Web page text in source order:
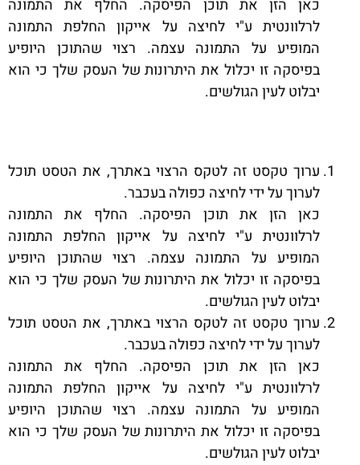
כאן הזן את תוכן הפיסקה. החלף את התמונה
לרלוונטית ע"י לחיצה על אייקון החלפת התמונה
המופיע על התמונה עצמה. רצוי שהתוכן היופיע
בפיסקה זו יכלול את היתרונות של העסק שלך כי הוא
יבלוט לעין הגולשים.
ערוך טקסט זה לטקס הרצוי באתרך, את הטסט תוכל
לערוך על ידי לחיצה כפולה בעכבר.
כאן הזן את תוכן הפיסקה. החלף את התמונה
לרלוונטית ע"י לחיצה על אייקון החלפת התמונה
המופיע על התמונה עצמה. רצוי שהתוכן היופיע
בפיסקה זו יכלול את היתרונות של העסק שלך כי הוא
יבלוט לעין הגולשים.
ערוך טקסט זה לטקס הרצוי באתרך, את הטסט תוכל
לערוך על ידי לחיצה כפולה בעכבר.
כאן הזן את תוכן הפיסקה. החלף את התמונה
לרלוונטית ע"י לחיצה על אייקון החלפת התמונה
המופיע על התמונה עצמה. רצוי שהתוכן היופיע
בפיסקה זו יכלול את היתרונות של העסק שלך כי הוא
יבלוט לעין הגולשים.